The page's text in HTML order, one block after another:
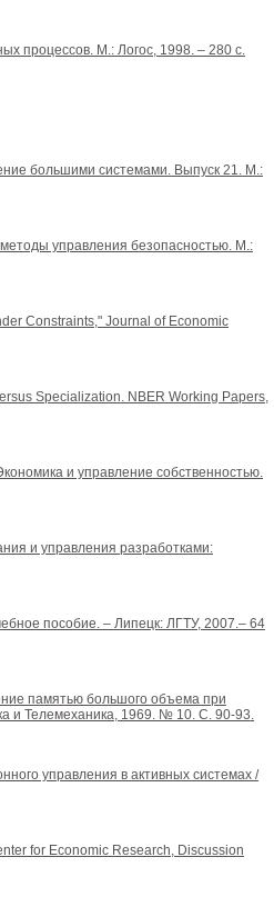
процессов. М.: Логос, 1998. – 280 с.
большими системами. Выпуск 21. М.:
управления безопасностью. М.:
Constraints," Journal of Economic
Specialization. NBER Working Papers,
и управление собственностью.
и управления разработками:
пособие. – Липецк: ЛГТУ, 2007.– 64
памятью большого объема при
и Телемеханика, 1969. № 10. С. 90-93.
управления в активных системах /
for Economic Research, Discussion